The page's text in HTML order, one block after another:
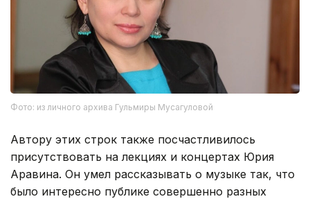
Фото: из личного архива Гульмиры Мусагуловой
Автору этих строк также посчастливилось
присутствовать на лекциях и концертах Юрия
Аравина. Он умел рассказывать о музыке так, что
было интересно публике совершенно разных